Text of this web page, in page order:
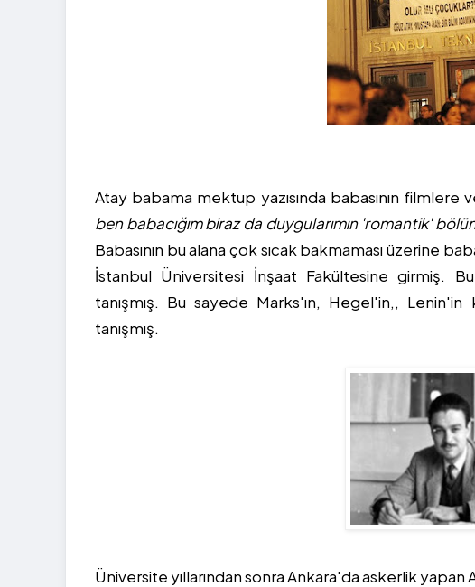
Atay babama mektup yazısında babasının
ben babacığım biraz da duygularımın 'romantik'
Babasının bu alana çok sıcak bakmaması üzerine
İstanbul Üniversitesi İnşaat Fakültesine girmiş.
tanışmış. Bu sayede Marks'ın, Hegel'in,,
tanışmış.
Üniversite yıllarından sonra Ankara'da askerlik yapan